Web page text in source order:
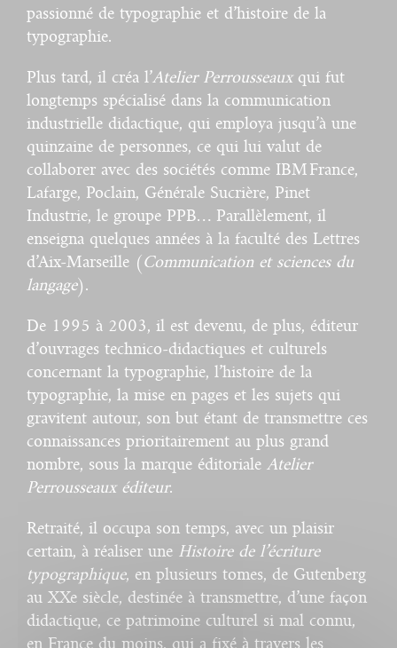
passionné de typographie et d’histoire de la
typographie.
Plus tard, il créa l’Atelier Perrousseauxqui fut
longtemps spécialisé dans la communication
industrielle didactique, qui employa jusqu’à une
quinzaine de personnes, ce qui lui valut de
collaborer avec des sociétés comme IBM France,
Lafarge, Poclain, Générale Sucrière, Pinet
Industrie, le groupe PPB… Parallèlement, il
enseigna quelques années à la faculté des Lettres
d’Aix-Marseille ( Communication et sciences du
langage).
De 1995 à 2003, il est devenu, de plus, éditeur
d’ouvrages technico-didactiques et culturels
concernant la typographie, l’histoire de la
typographie, la mise en pages et les sujets qui
gravitent autour, son but étant de transmettre ces
connaissances prioritairement au plus grand
nombre, sous la marque éditoriale Atelier
Perrousseaux éditeur.
Retraité, il occupa son temps, avec un plaisir
certain, à réaliser une Histoire de l’écriture
typographique, en plusieurs tomes, de Gutenberg
au XXe siècle, destinée à transmettre, d’une façon
didactique, ce patrimoine culturel si mal connu,
en France du moins, qui a fixé à travers les